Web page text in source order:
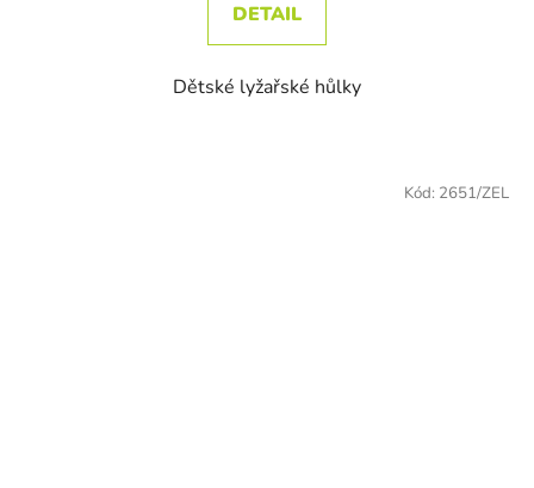
DETAIL
Dětské lyžařské hůlky
Kód: 2651/ZEL